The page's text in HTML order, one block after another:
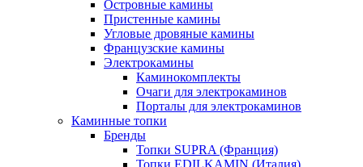
Островные камины
Пристенные камины
Угловые дровяные камины
Французские камины
Электрокамины
Каминокомплекты
Очаги для электрокаминов
Порталы для электрокаминов
Каминные топки
Бренды
Топки SUPRA (Франция)
Топки EDILKAMIN (Италия)